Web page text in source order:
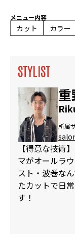
メニュー内容
カット カラー
STYLIST
所属
【得意な技術
マがオールラ
スト・波巻な
たカットで日
す！